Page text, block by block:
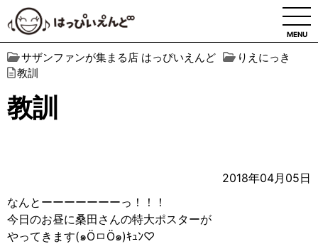
MENU
サザンファンが集まる店 はっぴいえんど
りえにっき
教訓
教訓
2018年04月05日
なんとーーーーーーーっ！！！
今日のお昼に桑田さんの特大ポスターが
やってきます(๑ÖㅁÖ๑)ｷｭﾝ♡